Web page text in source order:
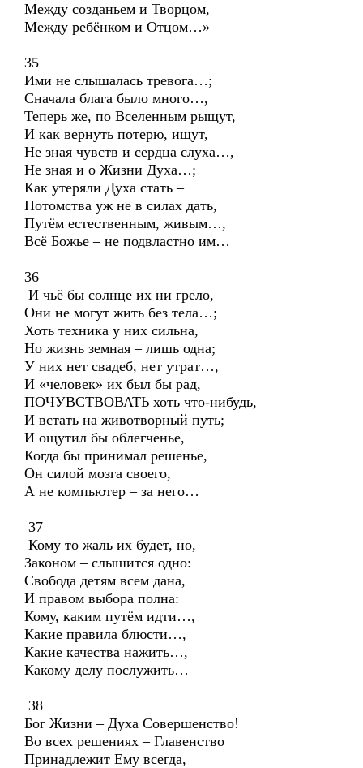
Между созданьем и Творцом,
Между ребёнком и Отцом…»
35
Ими не слышалась тревога…;
Сначала блага было много…,
Теперь же, по Вселенным рыщут,
И как вернуть потерю, ищут,
Не зная чувств и сердца слуха…,
Не зная и о Жизни Духа…;
Как утеряли Духа стать –
Потомства уж не в силах дать,
Путём естественным, живым…,
Всё Божье – не подвластно им…
36
И чьё бы солнце их ни грело,
Они не могут жить без тела…;
Хоть техника у них сильна,
Но жизнь земная – лишь одна;
У них нет свадеб, нет утрат…,
И «человек» их был бы рад,
ПОЧУВСТВОВАТЬ хоть что-нибудь,
И встать на животворный путь;
И ощутил бы облегченье,
Когда бы принимал решенье,
Он силой мозга своего,
А не компьютер – за него…
37
Кому то жаль их будет, но,
Законом – слышится одно:
Свобода детям всем дана,
И правом выбора полна:
Кому, каким путём идти…,
Какие правила блюсти…,
Какие качества нажить…,
Какому делу послужить…
38
Бог Жизни – Духа Совершенство!
Во всех решениях – Главенство
Принадлежит Ему всегда,